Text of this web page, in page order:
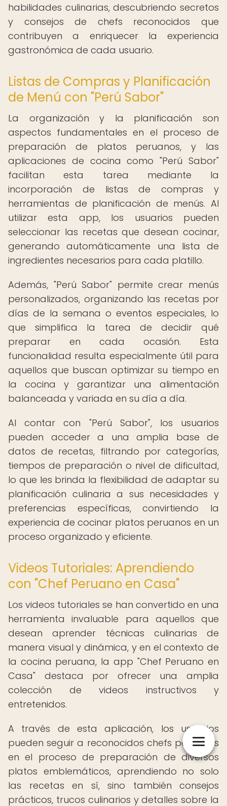
habilidades culinarias, descubriendo secretos
y consejos de chefs reconocidos que
contribuyen a enriquecer la experiencia
gastronómica de cada usuario.
Listas de Compras y Planificación
de Menú con "Perú Sabor"
La organización y la planificación son
aspectos fundamentales en el proceso de
preparación de platos peruanos, y las
aplicaciones de cocina como "Perú Sabor"
facilitan esta tarea mediante la
incorporación de listas de compras y
herramientas de planificación de menús. Al
utilizar esta app, los usuarios pueden
seleccionar las recetas que desean cocinar,
generando automáticamente una lista de
ingredientes necesarios para cada platillo.
Además, "Perú Sabor" permite crear menús
personalizados, organizando las recetas por
días de la semana o eventos especiales, lo
que simplifica la tarea de decidir qué
preparar en cada ocasión. Esta
funcionalidad resulta especialmente útil para
aquellos que buscan optimizar su tiempo en
la cocina y garantizar una alimentación
balanceada y variada en su día a día.
Al contar con "Perú Sabor", los usuarios
pueden acceder a una amplia base de
datos de recetas, filtrando por categorías,
tiempos de preparación o nivel de dificultad,
lo que les brinda la flexibilidad de adaptar su
planificación culinaria a sus necesidades y
preferencias específicas, convirtiendo la
experiencia de cocinar platos peruanos en un
proceso organizado y eficiente.
Videos Tutoriales: Aprendiendo
con "Chef Peruano en Casa"
Los videos tutoriales se han convertido en una
herramienta invaluable para aquellos que
desean aprender técnicas culinarias de
manera visual y dinámica, y en el contexto de
la cocina peruana, la app "Chef Peruano en
Casa" destaca por ofrecer una amplia
colección de videos instructivos y
entretenidos.
A través de esta aplicación, los usuarios
pueden seguir a reconocidos chefs peruanos
en el proceso de preparación de diversos
platos emblemáticos, aprendiendo no solo
las recetas en sí, sino también consejos
prácticos, trucos culinarios y detalles sobre la